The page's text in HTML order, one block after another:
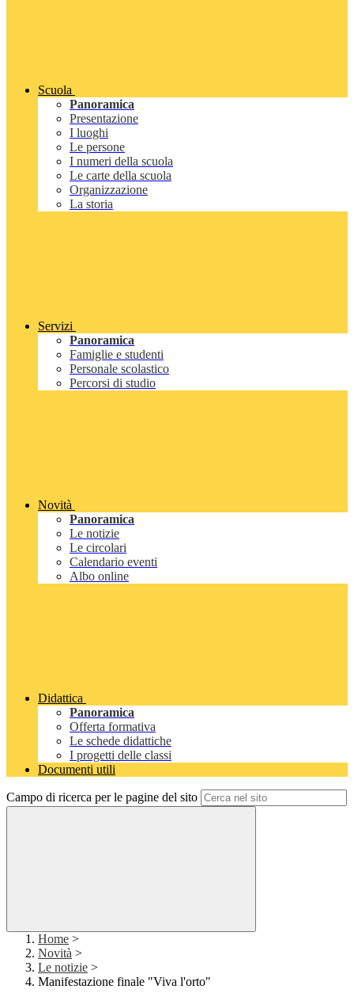
Scuola
Panoramica
Presentazione
I luoghi
Le persone
I numeri della scuola
Le carte della scuola
Organizzazione
La storia
Servizi
Panoramica
Famiglie e studenti
Personale scolastico
Percorsi di studio
Novità
Panoramica
Le notizie
Le circolari
Calendario eventi
Albo online
Didattica
Panoramica
Offerta formativa
Le schede didattiche
I progetti delle classi
Documenti utili
Campo di ricerca per le pagine del sito
Home >
Novità >
Le notizie >
Manifestazione finale "Viva l'orto"